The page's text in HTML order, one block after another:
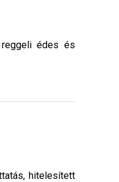
édes és
hitelesített